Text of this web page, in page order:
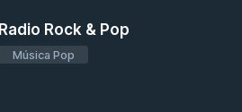
Radio Rock & Pop
Música Pop